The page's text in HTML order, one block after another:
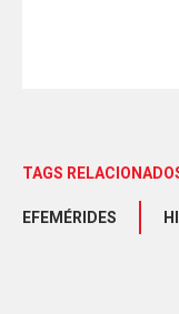
TAGS
EFEMÉRIDES